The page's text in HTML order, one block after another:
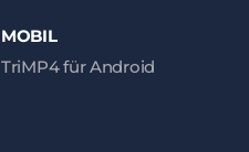
MOBIL
TriMP4 für Android